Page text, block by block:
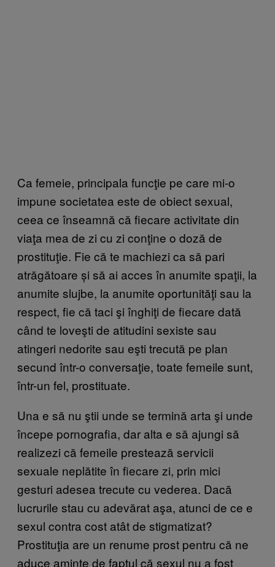
Ca femeie, principala funcţie pe care mi-o
impune societatea este de obiect sexual,
ceea ce înseamnă că fiecare activitate din
viaţa mea de zi cu zi conţine o doză de
prostituţie. Fie că te machiezi ca să pari
atrăgătoare și să ai acces în anumite spaţii, la
anumite slujbe, la anumite oportunităţi sau la
respect, fie că taci şi înghiţi de fiecare dată
când te loveşti de atitudini sexiste sau
atingeri nedorite sau eşti trecută pe plan
secund într-o conversaţie, toate femeile sunt,
într-un fel, prostituate.
Una e să nu ştii unde se termină arta şi unde
începe pornografia, dar alta e să ajungi să
realizezi că femeile prestează servicii
sexuale neplătite în fiecare zi, prin mici
gesturi adesea trecute cu vederea. Dacă
lucrurile stau cu adevărat aşa, atunci de ce e
sexul contra cost atât de stigmatizat?
Prostituţia are un renume prost pentru că ne
aduce aminte de faptul că sexul nu a fost